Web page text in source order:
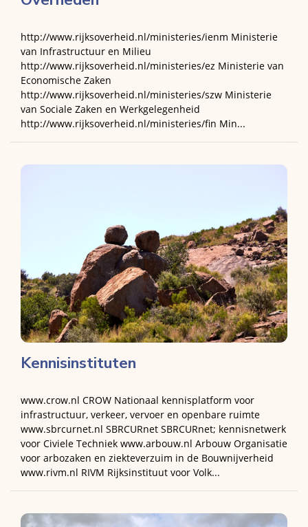
http://www.rijksoverheid.nl/ministeries/ienm Ministerie
van Infrastructuur en Milieu
http://www.rijksoverheid.nl/ministeries/ez Ministerie van
Economische Zaken
http://www.rijksoverheid.nl/ministeries/szw Ministerie
van Sociale Zaken en Werkgelegenheid
http://www.rijksoverheid.nl/ministeries/fin Min...
Kennisinstituten
www.crow.nl CROW Nationaal kennisplatform voor
infrastructuur, verkeer, vervoer en openbare ruimte
www.sbrcurnet.nl SBRCURnet SBRCURnet; kennisnetwerk
voor Civiele Techniek www.arbouw.nl Arbouw Organisatie
voor arbozaken en ziekteverzuim in de Bouwnijverheid
www.rivm.nl RIVM Rijksinstituut voor Volk...